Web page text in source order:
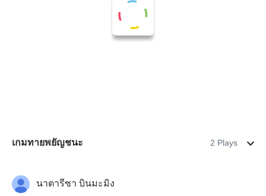
เกมทายพยัญชนะ 2 Plays
Matching & Sorting
นาตารีซา บินมะมิง